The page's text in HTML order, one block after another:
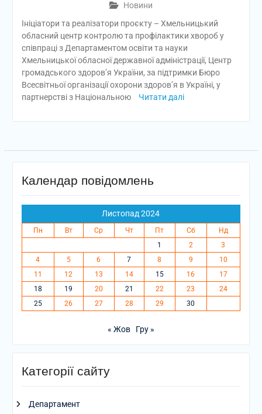
Новини
Ініціатори та реалізатори проєкту – Хмельницький
обласний центр контролю та профілактики хвороб у
співпраці з Департаментом освіти та науки
Хмельницької обласної державної адміністрації, Центр
громадського здоров’я України, за підтримки Бюро
Всесвітньої організації охорони здоров’я в Україні, у
партнерстві з Національною
Читати далі
Календар повідомлень
Листопад 2024
Пн Вт Ср Чт Пт Сб
Нд
1
2
3
4
5 6 7 8 9
10
11
12 13 14 15 16
17
18
19 20 21 22 23
24
25
26 27 28 29 30
« Жов Гру »
Категорії сайту
Департамент